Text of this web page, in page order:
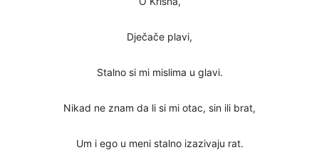
Dječače plavi,
Stalno si mi mislima u glavi.
Nikad ne znam da li si mi otac, sin ili brat,
Um i ego u meni stalno izazivaju rat.